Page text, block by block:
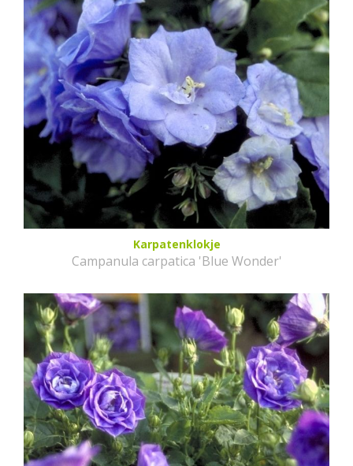
Karpatenklokje
Campanula carpatica 'Blue Wonder'